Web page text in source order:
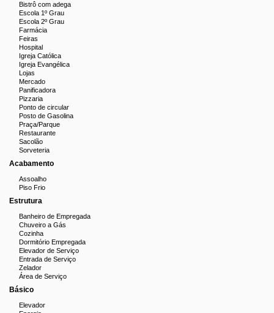
Bistrô com adega
Escola 1º Grau
Escola 2º Grau
Farmácia
Feiras
Hospital
Igreja Católica
Igreja Evangélica
Lojas
Mercado
Panificadora
Pizzaria
Ponto de circular
Posto de Gasolina
Praça/Parque
Restaurante
Sacolão
Sorveteria
Acabamento
Assoalho
Piso Frio
Estrutura
Banheiro de Empregada
Chuveiro a Gás
Cozinha
Dormitório Empregada
Elevador de Serviço
Entrada de Serviço
Zelador
Área de Serviço
Básico
Elevador